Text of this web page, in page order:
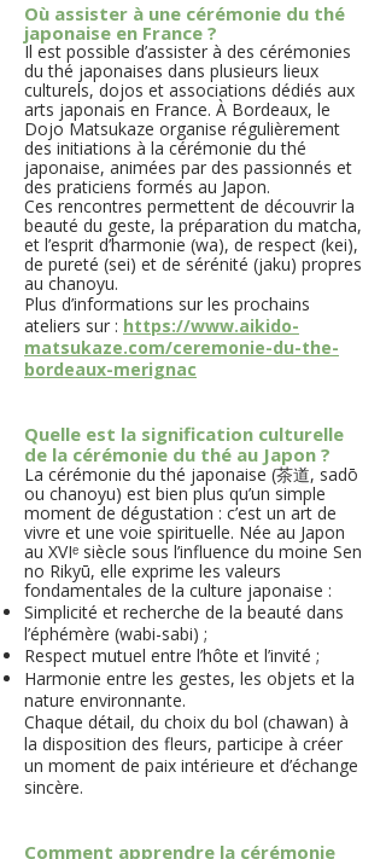
Où assister à une cérémonie du thé
japonaise en France ?
​Il est possible d’assister à des cérémonies
du thé japonaises dans plusieurs lieux
culturels, dojos et associations dédiés aux
arts japonais en France. À Bordeaux, le
Dojo Matsukaze organise régulièrement
des initiations à la cérémonie du thé
japonaise, animées par des passionnés et
des praticiens formés au Japon.
Ces rencontres permettent de découvrir la
beauté du geste, la préparation du matcha,
et l’esprit d’harmonie (wa), de respect (kei),
de pureté (sei) et de sérénité (jaku) propres
au chanoyu.
Plus d’informations sur les prochains
ateliers sur : https://www.aikido-
matsukaze.com/ceremonie-du-the-
bordeaux-merignac
Quelle est la signification culturelle
de la cérémonie du thé au Japon ?
​La cérémonie du thé japonaise (茶道, sadō
ou chanoyu) est bien plus qu’un simple
moment de dégustation : c’est un art de
vivre et une voie spirituelle. Née au Japon
au XVIᵉ siècle sous l’influence du moine Sen
no Rikyū, elle exprime les valeurs
fondamentales de la culture japonaise :
Simplicité et recherche de la beauté dans
l’éphémère (wabi-sabi) ;
Respect mutuel entre l’hôte et l’invité ;
Harmonie entre les gestes, les objets et la
nature environnante.
Chaque détail, du choix du bol (chawan) à
la disposition des fleurs, participe à créer
un moment de paix intérieure et d’échange
sincère.
Comment apprendre la cérémonie